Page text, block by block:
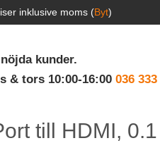
inklusive moms (Byt)
kunder.
& tors 10:00-16:00 036
till HDMI,